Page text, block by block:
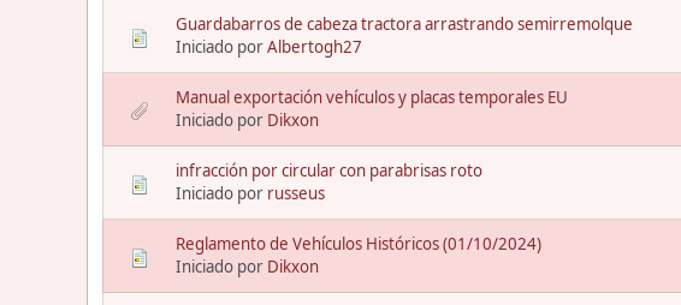
Guardabarros de cabeza tractora arrastrando semirremolque
Iniciado porAlbertogh27
Manual exportación vehículos y placas temporales EU
Iniciado por Dikxon
infracción por circular con parabrisas roto
Iniciado por russeus
Reglamento de Vehículos Históricos (01/10/2024)
Iniciado por Dikxon